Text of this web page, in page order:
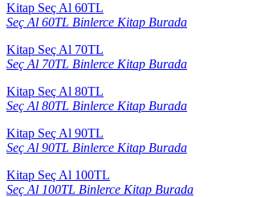
Kitap Seç Al 60TL
Seç Al 60TL Binlerce Kitap Burada
Kitap Seç Al 70TL
Seç Al 70TL Binlerce Kitap Burada
Kitap Seç Al 80TL
Seç Al 80TL Binlerce Kitap Burada
Kitap Seç Al 90TL
Seç Al 90TL Binlerce Kitap Burada
Kitap Seç Al 100TL
Seç Al 100TL Binlerce Kitap Burada